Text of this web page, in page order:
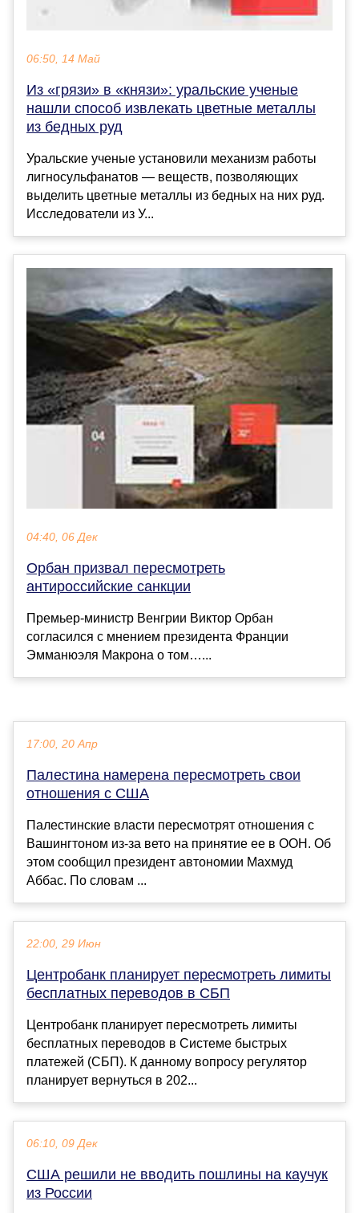
06:50, 14 Май
Из «грязи» в «князи»: уральские ученые
нашли способ извлекать цветные металлы
из бедных руд
Уральские ученые установили механизм работы
лигносульфанатов — веществ, позволяющих
выделить цветные металлы из бедных на них руд.
Исследователи из У...
04:40, 06 Дек
Орбан призвал пересмотреть
антироссийские санкции
Премьер-министр Венгрии Виктор Орбан
согласился с мнением президента Франции
Эмманюэля Макрона о том…...
17:00, 20 Апр
Палестина намерена пересмотреть свои
отношения с США
Палестинские власти пересмотрят отношения с
Вашингтоном из-за вето на принятие ее в ООН. Об
этом сообщил президент автономии Махмуд
Аббас. По словам ...
22:00, 29 Июн
Центробанк планирует пересмотреть лимиты
бесплатных переводов в СБП
Центробанк планирует пересмотреть лимиты
бесплатных переводов в Системе быстрых
платежей (СБП). К данному вопросу регулятор
планирует вернуться в 202...
06:10, 09 Дек
США решили не вводить пошлины на каучук
из России